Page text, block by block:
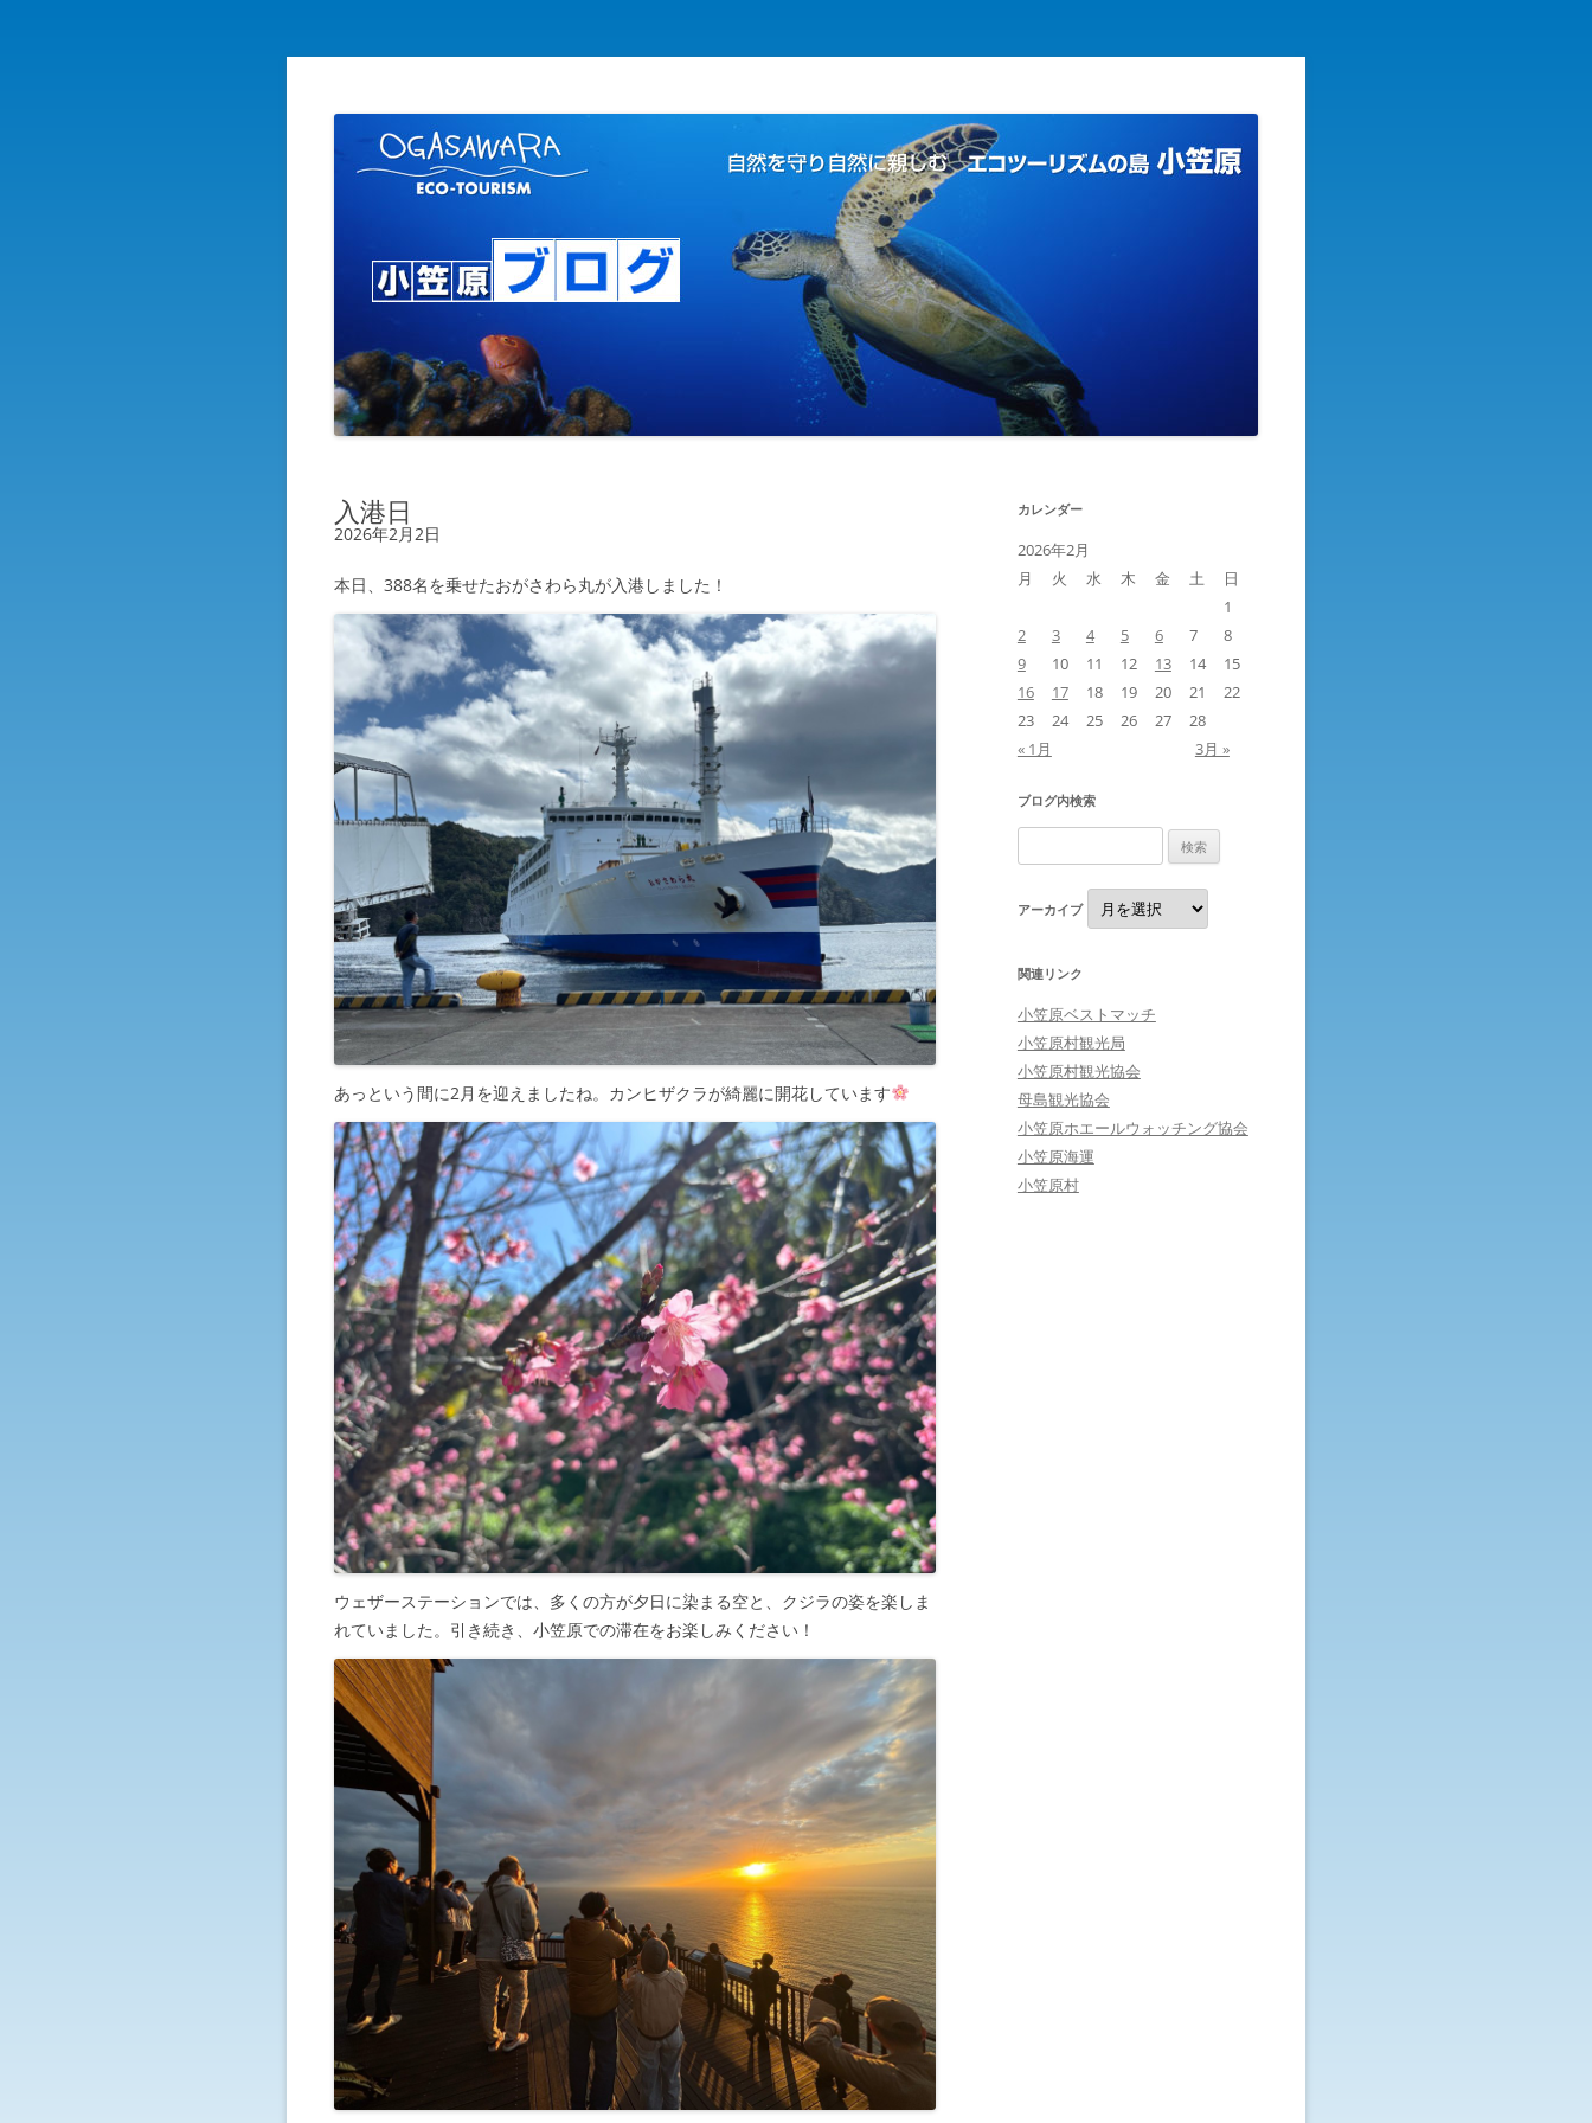
小笠原ブログ | 自然を守り自然に親しむ エコツーリズムの島
入港日
2026年2月2日
本日、388名を乗せたおがさわら丸が入港しました！
あっという間に2月を迎えましたね。カンヒザクラが綺麗に開花しています
ウェザーステーションでは、多くの方が夕日に染まる空と、クジラの姿を楽しま
れていました。引き続き、小笠原での滞在をお楽しみください！
カレンダー
2026年2月
月
火 水 木 金 土
日
1
2
3 4 5 6 7
8
9
10 11 12 13 14
15
16
17 18 19 20 21
22
23
24 25 26 27
28
« 1月
3月 »
ブログ内検索
索:
アーカイブ
ア
ー
カ
関連リンク
小笠原ベストマッチ
小笠原村観光局
小笠原村観光協会
母島観光協会
小笠原ホエールウォッチング協会
小笠原海運
小笠原村